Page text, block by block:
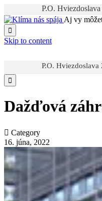
P.O.
Aj vy

Skip to content
P.O. Hviezdoslava

Dažďová
 Category
16. júna, 2022